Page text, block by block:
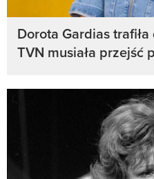
Dorota Gardias
TVN musiała przejść